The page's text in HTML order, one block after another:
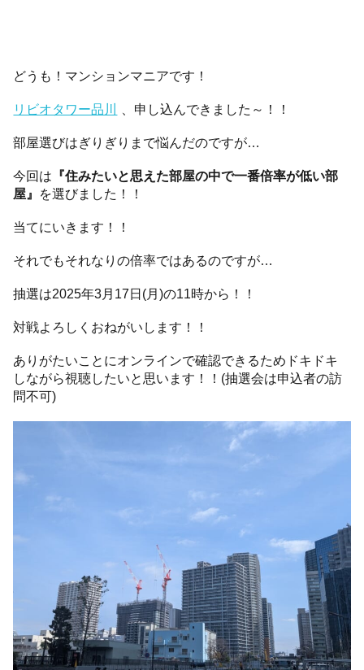
どうも！マンションマニアです！
リビオタワー品川 、申し込んできました～！！
部屋選びはぎりぎりまで悩んだのですが…
今回は 『住みたいと思えた部屋の中で一番倍率が低い部
屋』 を選びました！！
当てにいきます！！
それでもそれなりの倍率ではあるのですが…
抽選は2025年3月17日(月)の11時から！！
対戦よろしくおねがいします！！
ありがたいことにオンラインで確認できるためドキドキ
しながら視聴したいと思います！！(抽選会は申込者の訪
問不可)